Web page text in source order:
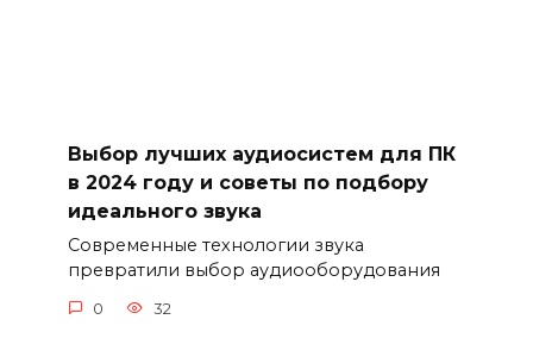
Выбор лучших аудиосистем для ПК
в 2024 году и советы по подбору
идеального звука
Современные технологии звука
превратили выбор аудиооборудования
0 32